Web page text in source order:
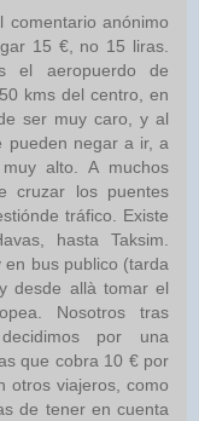
comentario anónimo
15 €, no 15 liras.
el aeropuerdo de
kms del centro, en
ser muy caro, y al
pueden negar a ir, a
alto. A muchos
cruzar los puentes
tráfico. Existe
hasta Taksim.
en bus publico (tarda
desde allà tomar el
Nosotros tras
por una
que cobra 10 € por
otros viajeros, como
de tener en cuenta